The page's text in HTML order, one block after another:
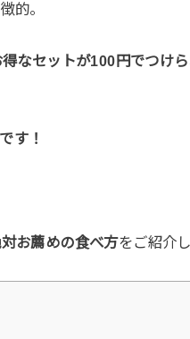
的。
なセットが100円でつけら
す！
お薦めの食べ方をご紹介